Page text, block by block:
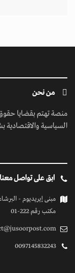
من نحن
منصة تهتم بقضايا حقوق
السياسية
ابق على تواصل معنا
مبنى إيريديوم -
مكتب رقم 222-01
0097145832243